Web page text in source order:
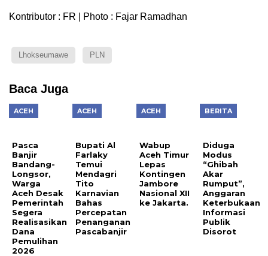
Kontributor : FR | Photo : Fajar Ramadhan
Lhokseumawe PLN
Baca Juga
ACEH
Pasca
Banjir
Bandang-
Longsor,
Warga
Aceh Desak
Pemerintah
Segera
Realisasikan
Dana
Pemulihan
2026
ACEH
Bupati Al
Farlaky
Temui
Mendagri
Tito
Karnavian
Bahas
Percepatan
Penanganan
Pascabanjir
ACEH
Wabup
Aceh Timur
Lepas
Kontingen
Jambore
Nasional XII
ke Jakarta.
BERITA
Diduga
Modus
“Ghibah
Akar
Rumput”,
Anggaran
Keterbukaan
Informasi
Publik
Disorot